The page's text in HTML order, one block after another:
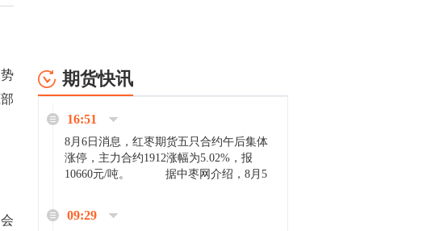
期货快讯
16:51
8月6日消息，红枣期货五只合约午后集体
涨停，主力合约1912涨幅为5.02%，报
10660元/吨。 据中枣网介绍，8月5
家好货依旧惜售挺...
09:29